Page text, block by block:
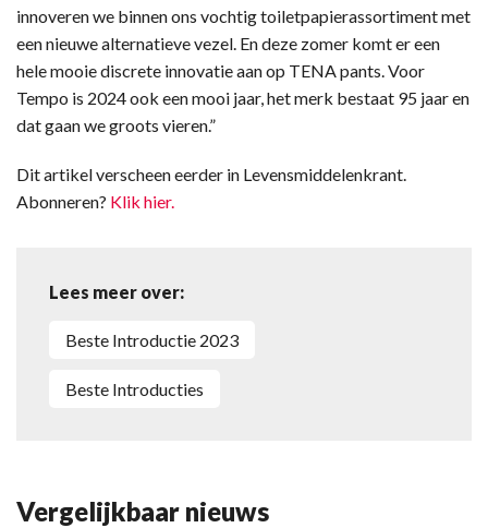
innoveren we binnen ons vochtig toiletpapierassortiment met
een nieuwe alternatieve vezel. En deze zomer komt er een
hele mooie discrete innovatie aan op TENA pants. Voor
Tempo is 2024 ook een mooi jaar, het merk bestaat 95 jaar en
dat gaan we groots vieren.”
Dit artikel verscheen eerder in Levensmiddelenkrant.
Abonneren? Klik hier.
Lees meer over:
Beste Introductie 2023
Beste Introducties
Vergelijkbaar nieuws